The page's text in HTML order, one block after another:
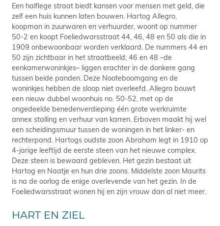
Een halflege straat biedt kansen voor mensen met geld, die
zelf een huis kunnen laten bouwen. Hartog Allegro,
koopman in zuurwaren en verhuurder, woont op nummer
50-2 en koopt Foeliedwarsstraat 44, 46, 48 en 50 als die in
1909 onbewoonbaar worden verklaard. De nummers 44 en
50 zijn zichtbaar in het straatbeeld; 46 en 48 –de
eenkamerwoninkjes– liggen erachter in de donkere gang
tussen beide panden. Deze Nooteboomgang en de
woninkjes hebben de sloop niet overleefd. Allegro bouwt
een nieuw dubbel woonhuis no. 50-52, met op de
ongedeelde benedenverdieping één grote werkruimte
annex stalling en verhuur van karren. Erboven maakt hij wel
een scheidingsmuur tussen de woningen in het linker- en
rechterpand. Hartogs oudste zoon Abraham legt in 1910 op
4-jarige leeftijd de eerste steen van het nieuwe complex.
Deze steen is bewaard gebleven. Het gezin bestaat uit
Hartog en Naatje en hun drie zoons. Middelste zoon Maurits
is na de oorlog de enige overlevende van het gezin. In de
Foeliedwarsstraat wonen hij en zijn vrouw dan al niet meer.
HART EN ZIEL